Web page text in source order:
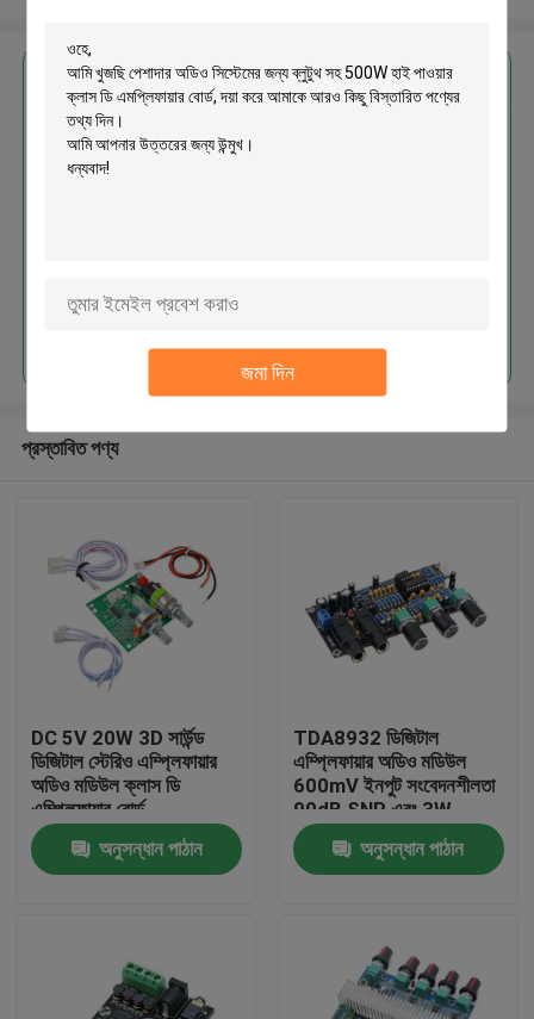
জমা দিন
আমাদের সম্পর্কে
এর সেরা মূল্য পান
পেশাদার অডিও সিস্টেমের জন্য ব্লুটুথ সহ
প্রস্তাবিত পণ্য
DC 5V 20W 3D সার্উন্ড
ডিজিটাল স্টেরিও এম্প্লিফায়ার
অডিও মডিউল ক্লাস ডি
এম্প্লিফায়ার বোর্ড
অনুসন্ধান পাঠান
TDA8932 ডিজিটাল
এম্প্লিফায়ার অডিও মডিউল
600mV ইনপুট সংবেদনশীলতা
90dB SNR এবং 3W
আউটপুট পাওয়ার সহ
অনুসন্ধান পাঠান